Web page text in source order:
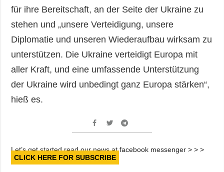
für ihre Bereitschaft, an der Seite der Ukraine zu
stehen und „unsere Verteidigung, unsere
Diplomatie und unseren Wiederaufbau wirksam zu
unterstützen. Die Ukraine verteidigt Europa mit
aller Kraft, und eine umfassende Unterstützung
der Ukraine wird unbedingt ganz Europa stärken“,
hieß es.
Let’s get started read our news at facebook messenger > > >
CLICK HERE FOR SUBSCRIBE